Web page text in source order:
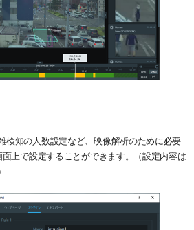
検知の人数設定など、映像解析のために必要
上で設定することができます。（設定内容は